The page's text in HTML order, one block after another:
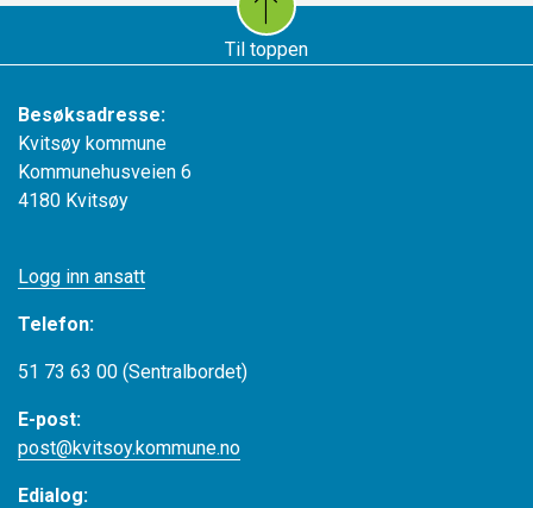
Til toppen
Besøksadresse:
Kvitsøy kommune
Kommunehusveien 6
4180 Kvitsøy
Logg inn ansatt
Telefon:
51 73 63 00 (Sentralbordet)
E-post:
post@kvitsoy.kommune.no
Edialog: